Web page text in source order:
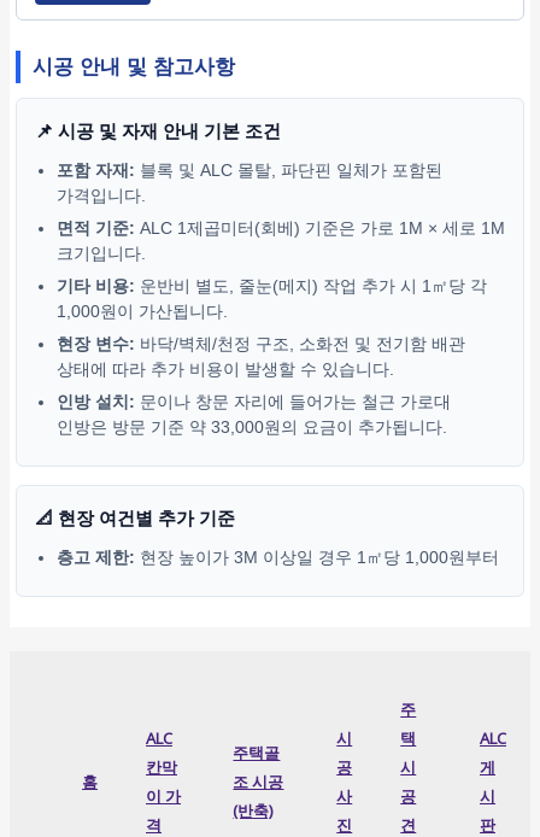
시공 안내 및 참고사항
📌 시공 및 자재 안내 기본 조건
포함 자재: 블록 및 ALC 몰탈, 파단핀 일체가 포함된
가격입니다.
면적 기준: ALC 1제곱미터(회베) 기준은 가로 1M × 세로 1M
크기입니다.
기타 비용: 운반비 별도, 줄눈(메지) 작업 추가 시 1㎡당 각
1,000원이 가산됩니다.
현장 변수: 바닥/벽체/천정 구조, 소화전 및 전기함 배관
상태에 따라 추가 비용이 발생할 수 있습니다.
인방 설치: 문이나 창문 자리에 들어가는 철근 가로대
인방은 방문 기준 약 33,000원의 요금이 추가됩니다.
📐 현장 여건별 추가 기준
층고 제한: 현장 높이가 3M 이상일 경우 1㎡당 1,000원부터
홈
ALC
칸막
이 가
격
주택골
조 시공
(반축)
시
공
사
진
주
택
시
공
견
ALC
게
시
판